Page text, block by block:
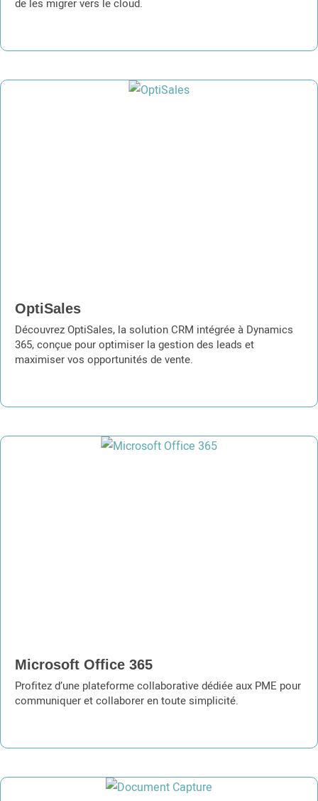
de les migrer vers le cloud.
OptiSales
Découvrez OptiSales, la solution CRM intégrée à Dynamics
365, conçue pour optimiser la gestion des leads et
maximiser vos opportunités de vente.
Microsoft Office 365
Profitez d’une plateforme collaborative dédiée aux PME pour
communiquer et collaborer en toute simplicité.